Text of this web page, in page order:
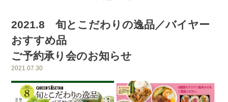
2021.8 旬とこだわりの逸品／バイヤー
おすすめ品
ご予約承り会のお知らせ
2021.07.30